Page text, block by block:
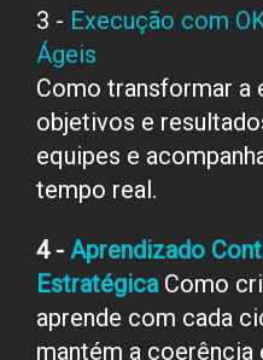
3 - Execução com
Ágeis
Como transformar a
objetivos e
equipes e
tempo real.
4 - Aprendizado
Estratégica Como
aprende com cada
mantém a coerência